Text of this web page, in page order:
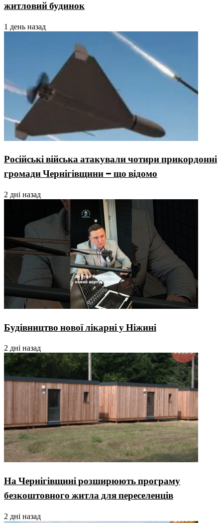
житловий будинок
1 день назад
Російські війська атакували чотири прикордонні
громади Чернігівщини – що відомо
2 дні назад
Будівництво нової лікарні у Ніжині
2 дні назад
На Чернігівщині розширюють програму
безкоштовного житла для переселенців
2 дні назад